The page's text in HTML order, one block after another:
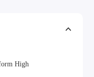
High